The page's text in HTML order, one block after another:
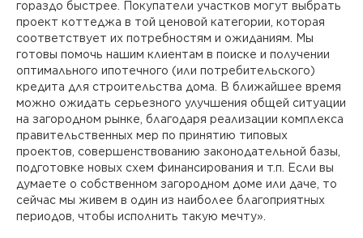
гораздо быстрее. Покупатели участков могут выбрать
проект коттеджа в той ценовой категории, которая
соответствует их потребностям и ожиданиям. Мы
готовы помочь нашим клиентам в поиске и получении
оптимального ипотечного (или потребительского)
кредита для строительства дома. В ближайшее время
можно ожидать серьезного улучшения общей ситуации
на загородном рынке, благодаря реализации комплекса
правительственных мер по принятию типовых
проектов, совершенствованию законодательной базы,
подготовке новых схем финансирования и т.п. Если вы
думаете о собственном загородном доме или даче, то
сейчас мы живем в один из наиболее благоприятных
периодов, чтобы исполнить такую мечту».